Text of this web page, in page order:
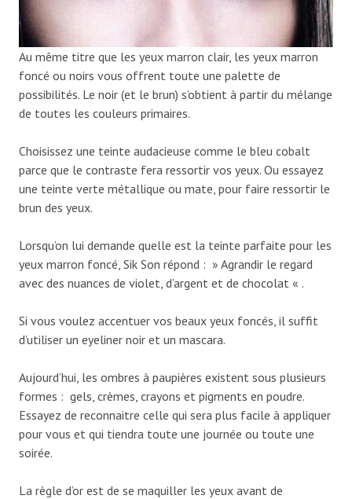
Au même titre que les yeux marron clair, les yeux marron
foncé ou noirs vous offrent toute une palette de
possibilités. Le noir (et le brun) s’obtient à partir du mélange
de toutes les couleurs primaires.
Choisissez une teinte audacieuse comme le bleu cobalt
parce que le contraste fera ressortir vos yeux. Ou essayez
une teinte verte métallique ou mate, pour faire ressortir le
brun des yeux.
Lorsqu’on lui demande quelle est la teinte parfaite pour les
yeux marron foncé, Sik Son répond : » Agrandir le regard
avec des nuances de violet, d’argent et de chocolat « .
Si vous voulez accentuer vos beaux yeux foncés, il suffit
d’utiliser un eyeliner noir et un mascara.
Aujourd’hui, les ombres à paupières existent sous plusieurs
formes : gels, crèmes, crayons et pigments en poudre.
Essayez de reconnaitre celle qui sera plus facile à appliquer
pour vous et qui tiendra toute une journée ou toute une
soirée.
La règle d’or est de se maquiller les yeux avant de